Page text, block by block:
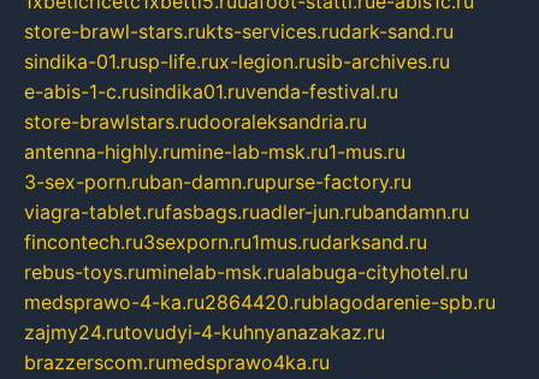
store-brawl-stars.rukts-services.rudark-sand.ru
sindika-01.rusp-life.rux-legion.rusib-archives.ru
e-abis-1-c.rusindika01.ruvenda-festival.ru
store-brawlstars.rudooraleksandria.ru
antenna-highly.rumine-lab-msk.ru1-mus.ru
3-sex-porn.ruban-damn.rupurse-factory.ru
viagra-tablet.rufasbags.ruadler-jun.rubandamn.ru
fincontech.ru3sexporn.ru1mus.rudarksand.ru
rebus-toys.ruminelab-msk.rualabuga-cityhotel.ru
medsprawo-4-ka.ru2864420.rublagodarenie-spb.ru
zajmy24.rutovudyi-4-kuhnyanazakaz.ru
brazzerscom.rumedsprawo4ka.ru